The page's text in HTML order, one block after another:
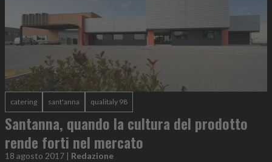
catering sant'anna qualitaly 98
Santanna, quando la cultura del prodotto
rende forti nel mercato
18 agosto 2017 | Redazione